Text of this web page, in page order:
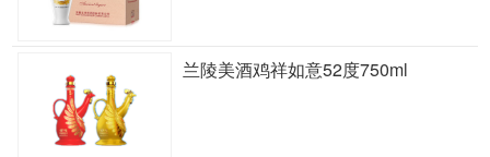
兰陵美酒鸡祥如意52度750ml